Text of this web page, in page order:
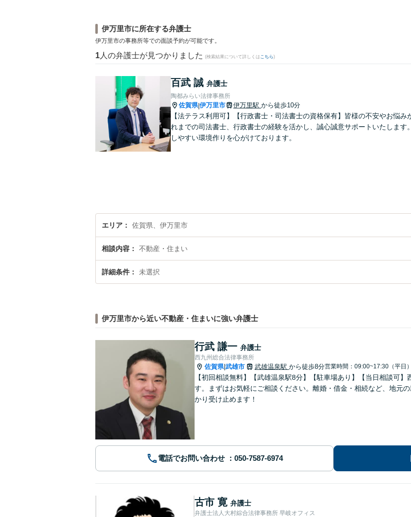
伊万里市に所在する弁護士
伊万里市の事務所等での面談予約が可能です。
1 人の弁護士が見つかりました (検索結果について詳しくは こちら)
百武 誠 弁護士
陶都みらい法律事務所
佐賀県|伊万里市 伊万里駅 から徒歩10分
【法テラス利用可】【行政書士・司法書士の資格保有】皆様の不安やお悩み
れまでの司法書士、行政書士の経験を活かし、誠心誠意サポートいたします
しやすい環境作りを心がけております。
エリア 佐賀県、伊万里市
相談内容 不動産・住まい
詳細条件 未選択
伊万里市から近い不動産・住まいに強い弁護士
行武 謙一 弁護士
西九州総合法律事務所
佐賀県|武雄市 武雄温泉駅 から徒歩8分営業時間：09:00~17:30（平日）
【初回相談無料】【武雄温泉駅8分】【駐車場あり】【当日相談可
す。まずはお気軽にご相談ください。離婚・借金・相続など、地元
かり受け止めます！
電話でお問い合わせ
古市 寛 弁護士
弁護士法人大村綜合法律事務所 早岐オフィス